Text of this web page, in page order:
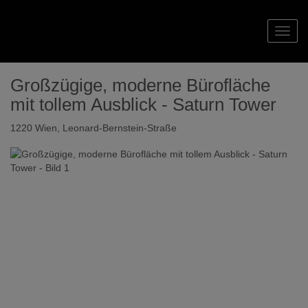
Großzügige, moderne Bürofläche
mit tollem Ausblick - Saturn Tower
1220 Wien , Leonard-Bernstein-Straße